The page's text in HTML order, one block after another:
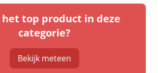
het top product in deze
categorie?
Bekijk meteen